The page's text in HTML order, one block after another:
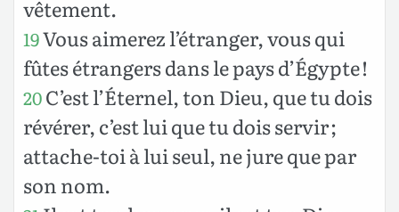
vêtement.
19Vous aimerez l’étranger, vous qui
fûtes étrangers dans le pays d’Égypte !
20C’est l’Éternel, ton Dieu, que tu dois
révérer, c’est lui que tu dois servir ;
attache-toi à lui seul, ne jure que par
son nom.